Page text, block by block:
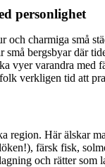
personlighet
charmiga små
bergsbyar där
vyer varandra med
verkligen tid att
region. Här älskar
färsk fisk,
och rätter